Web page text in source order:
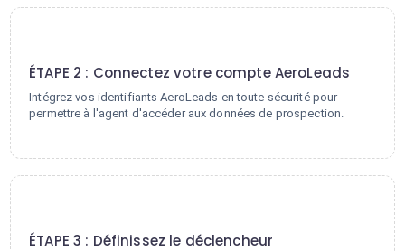
ÉTAPE 2 : Connectez votre compte AeroLeads
Intégrez vos identifiants AeroLeads en toute sécurité pour
permettre à l'agent d'accéder aux données de prospection.
ÉTAPE 3 : Définissez le déclencheur